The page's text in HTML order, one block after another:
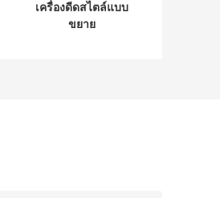
เครื่องดีดสไตล์แบบ
ขยาย